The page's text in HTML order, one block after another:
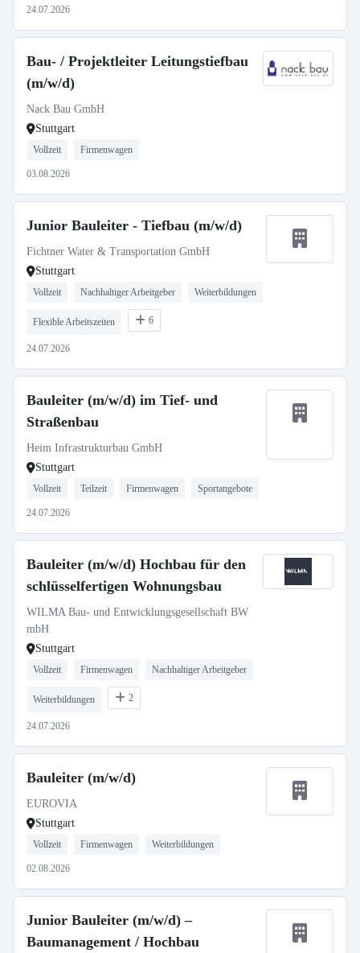
24.07.2026
Bau- / Projektleiter Leitungstiefbau
(m/w/d)
Nack Bau GmbH
Stuttgart
Vollzeit Firmenwagen
03.08.2026
Junior Bauleiter - Tiefbau (m/w/d)
Fichtner Water & Transportation GmbH
Stuttgart
Vollzeit Nachhaltiger Arbeitgeber Weiterbildungen
Flexible Arbeitszeiten 6
24.07.2026
Bauleiter (m/w/d) im Tief- und
Straßenbau
Heim Infrastrukturbau GmbH
Stuttgart
Vollzeit Teilzeit Firmenwagen Sportangebote
24.07.2026
Bauleiter (m/w/d) Hochbau für den
schlüsselfertigen Wohnungsbau
WILMA Bau- und Entwicklungsgesellschaft BW
mbH
Stuttgart
Vollzeit Firmenwagen Nachhaltiger Arbeitgeber
Weiterbildungen 2
24.07.2026
Bauleiter (m/w/d)
EUROVIA
Stuttgart
Vollzeit Firmenwagen Weiterbildungen
02.08.2026
Junior Bauleiter (m/w/d) –
Baumanagement / Hochbau